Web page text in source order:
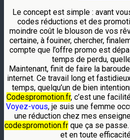
Le concept est simple : avant
codes réductions et des
moindre coût le blouson de vos
certaine, à fouiner, chercher,
compte que l’offre promo est
temps de perdu,
Maintenant, finit de faire la
internet. Ce travail long et
temps, quelqu’un de bien
Codespromotion.fr, c’est une
Voyez-vous, je suis une femme
une réduction chez mes
codespromotion.fr que ça se
et en toute